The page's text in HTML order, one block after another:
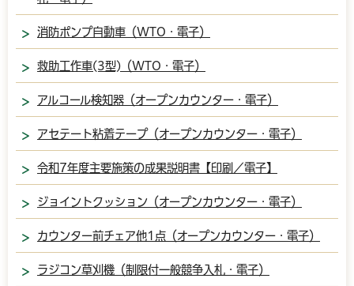
消防ポンプ自動車（WTO・電子）
救助工作車(3型)（WTO・電子）
アルコール検知器（オープンカウンター・電子）
アセテート粘着テープ（オープンカウンター・電子）
令和7年度主要施策の成果説明書【印刷／電子】
ジョイントクッション（オープンカウンター・電子）
カウンター前チェア他1点（オープンカウンター・電子）
ラジコン草刈機（制限付一般競争入札・電子）